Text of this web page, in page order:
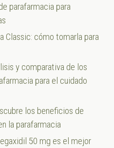
parafarmacia para
Classic: cómo tomarla para
y comparativa de los
para el cuidado
los beneficios de
la parafarmacia
50 mg es el mejor